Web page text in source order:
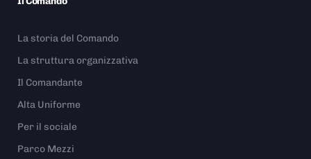
La storia del Comando
La struttura organizzativa
Il Comandante
Alta Uniforme
Per il sociale
Parco Mezzi